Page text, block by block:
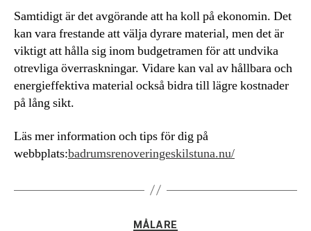
Samtidigt är det avgörande att ha koll på ekonomin. Det
kan vara frestande att välja dyrare material, men det är
viktigt att hålla sig inom budgetramen för att undvika
otrevliga överraskningar. Vidare kan val av hållbara och
energieffektiva material också bidra till lägre kostnader
på lång sikt.
Läs mer information och tips för dig på
webbplats:badrumsrenoveringeskilstuna.nu/
Kategorier
MÅLARE